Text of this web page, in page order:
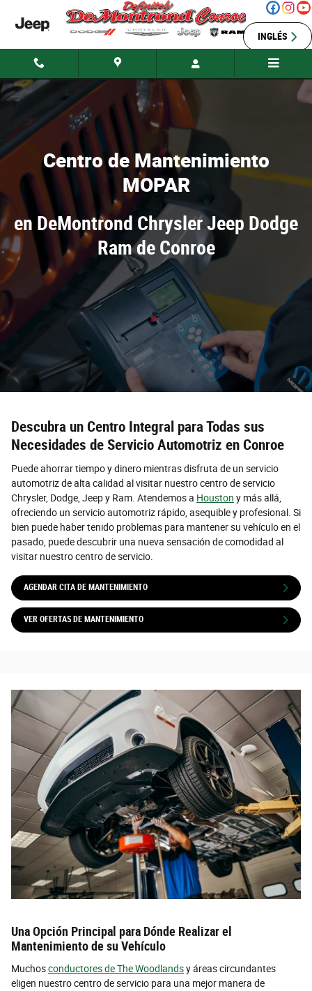
Saltar al contenido principal
Mantenimiento Mopar
INGLÉS
Centro de Mantenimiento
MOPAR
en DeMontrond Chrysler Jeep Dodge
Ram de Conroe
Descubra un Centro Integral para Todas sus
Necesidades de Servicio Automotriz en Conroe
Puede ahorrar tiempo y dinero mientras disfruta de un servicio
automotriz de alta calidad al visitar nuestro centro de servicio
Chrysler, Dodge, Jeep y Ram. Atendemos a Houston y más allá,
ofreciendo un servicio automotriz rápido, asequible y profesional. Si
bien puede haber tenido problemas para mantener su vehículo en el
pasado, puede descubrir una nueva sensación de comodidad al
visitar nuestro centro de servicio.
AGENDAR CITA DE MANTENIMIENTO
VER OFERTAS DE MANTENIMIENTO
Una Opción Principal para Dónde Realizar el
Mantenimiento de su Vehículo
Muchosconductores de The Woodlandsy áreas circundantes
eligen nuestro centro de servicio para una mejor manera de